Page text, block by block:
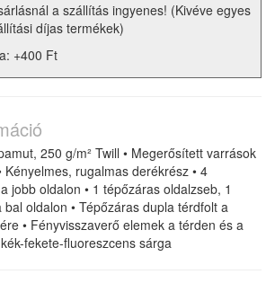
a szállítás ingyenes! (Kivéve egyes
díjas termékek)
+400 Ft
250 g/m² Twill • Megerősített varrások
rugalmas derékrész • 4
jobb oldalon • 1 tépőzáras oldalzseb, 1
oldalon • Tépőzáras dupla térdfolt a
• Fényvisszaverő elemek a térden és a
fekete-fluoreszcens sárga